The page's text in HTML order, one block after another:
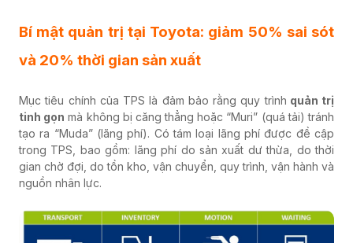
Bí mật quản trị tại Toyota: giảm 50% sai sót
và 20% thời gian sản xuất
Mục tiêu chính của TPS là đảm bảo rằng quy trình quản trị
tinh gọn mà không bị căng thẳng hoặc “Muri” (quá tải) tránh
tạo ra “Muda” (lãng phí). Có tám loại lãng phí được đề cập
trong TPS, bao gồm: lãng phí do sản xuất dư thừa, do thời
gian chờ đợi, do tồn kho, vận chuyển, quy trình, vận hành và
nguồn nhân lực.